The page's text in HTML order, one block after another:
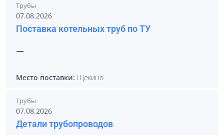
Трубы
07.08.2026
Поставка котельных труб по ТУ
—
Место поставки: Щекино
Трубы
07.08.2026
Детали трубопроводов